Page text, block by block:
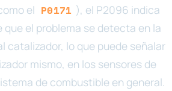
el P0171 ), el P2096 indica
el problema se detecta en la
catalizador, lo que puede señalar
mismo, en los sensores de
de combustible en general.